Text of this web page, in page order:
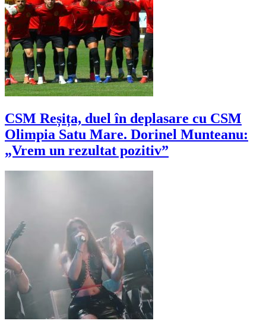
CSM Reșița, duel în deplasare cu CSM
Olimpia Satu Mare. Dorinel Munteanu:
„Vrem un rezultat pozitiv”